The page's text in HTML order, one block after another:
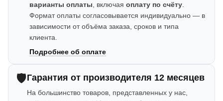
варианты оплаты , включая оплату по счёту
Формат оплаты согласовывается индивидуально — в
зависимости от объёма заказа, сроков и типа
клиента.
Подробнее об оплате
🛡️Гарантия от производителя 12 месяцев
На большинство товаров, представленных у нас,